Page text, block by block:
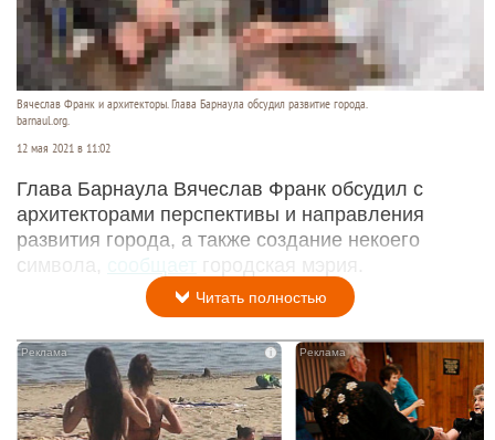
Вячеслав Франк и архитекторы. Глава Барнаула обсудил развитие города.
barnaul.org.
12 мая 2021 в 11:02
Глава Барнаула Вячеслав Франк обсудил с
архитекторами перспективы и направления
развития города, а также создание некоего
символа,
сообщает городская мэрия.
Читать полностью
i